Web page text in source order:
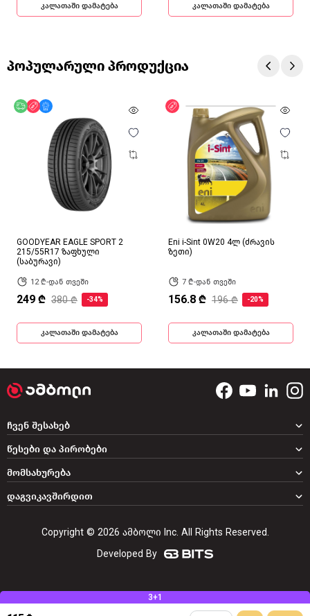
3+1
კალათაში დამატება კალათაში დამატება
პოპულარული პროდუქცია
უფასო მიწოდება
ფასდაკლება
GOODYEAR EAGLE SPORT 2
215/55R17 ზაფხული
(საბურავი)
12 ₾-დან თვეში
249 ₾ 380 ₾ -34%
კალათაში დამატება
ფასდაკლება
Eni i-Sint 0W20 4ლ (ძრავის
ზეთი)
7 ₾-დან თვეში
156.8 ₾ 196 ₾ -20%
კალათაში დამატება
დაგვიკავშირდით
ჩვენ შესახებ
წესები და პირობები
მომსახურება
Copyright © 2026 ამბოლი Inc. All Rights Reserved.
Developed By